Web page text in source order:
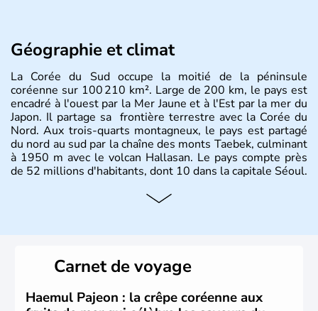
Géographie et climat
La Corée du Sud occupe la moitié de la péninsule
coréenne sur 100 210 km². Large de 200 km, le pays est
encadré à l'ouest par la Mer Jaune et à l'Est par la mer du
Japon. Il partage sa frontière terrestre avec la Corée du
Nord. Aux trois-quarts montagneux, le pays est partagé
du nord au sud par la chaîne des monts Taebek, culminant
à 1950 m avec le volcan Hallasan. Le pays compte près
de 52 millions d'habitants, dont 10 dans la capitale Séoul.
Histoire et administration
christianisme et le bouddhisme en sont les deux
principales religions. Ce pays partage sa culture avec la
Corée du Nord. Les Jeux Olympiques s’y sont déroulés en
1988, de même que la Coupe du Monde de football en
Carnet de voyage
Haemul Pajeon : la crêpe coréenne aux